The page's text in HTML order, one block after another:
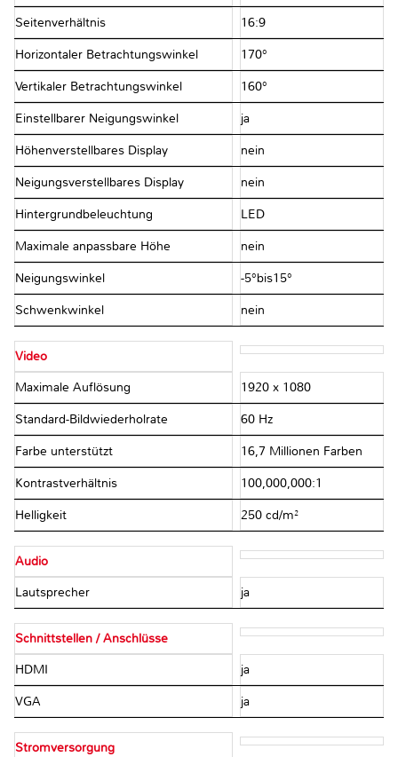
Seitenverhältnis 16:9
Horizontaler Betrachtungswinkel 170°
Vertikaler Betrachtungswinkel 160°
Einstellbarer Neigungswinkel ja
Höhenverstellbares Display nein
Neigungsverstellbares Display nein
Hintergrundbeleuchtung LED
Maximale anpassbare Höhe nein
Neigungswinkel -5°bis15°
Schwenkwinkel nein
Video
Maximale Auflösung 1920 x 1080
Standard-Bildwiederholrate 60 Hz
Farbe unterstützt 16,7 Millionen Farben
Kontrastverhältnis 100,000,000:1
Helligkeit 250 cd/m²
Audio
Lautsprecher ja
Schnittstellen / Anschlüsse
HDMI ja
VGA ja
Stromversorgung